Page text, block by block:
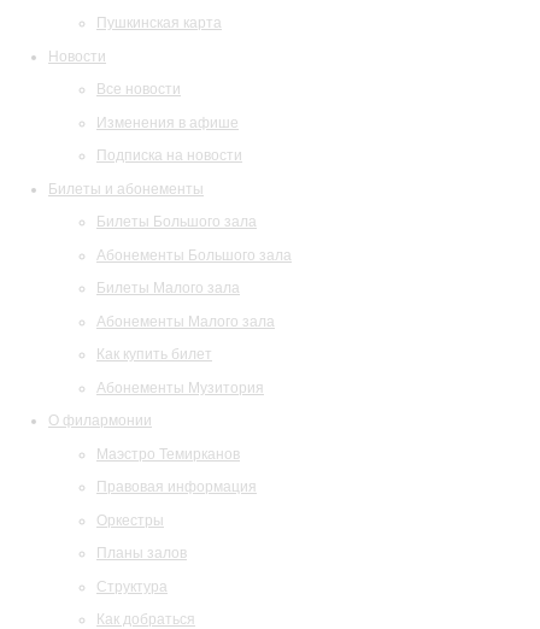
Пушкинская карта
Новости
Все новости
Изменения в афише
Подписка на новости
Билеты и абонементы
Билеты Большого зала
Абонементы Большого зала
Билеты Малого зала
Абонементы Малого зала
Как купить билет
Абонементы Музитория
О филармонии
Маэстро Темирканов
Правовая информация
Оркестры
Планы залов
Структура
Как добраться